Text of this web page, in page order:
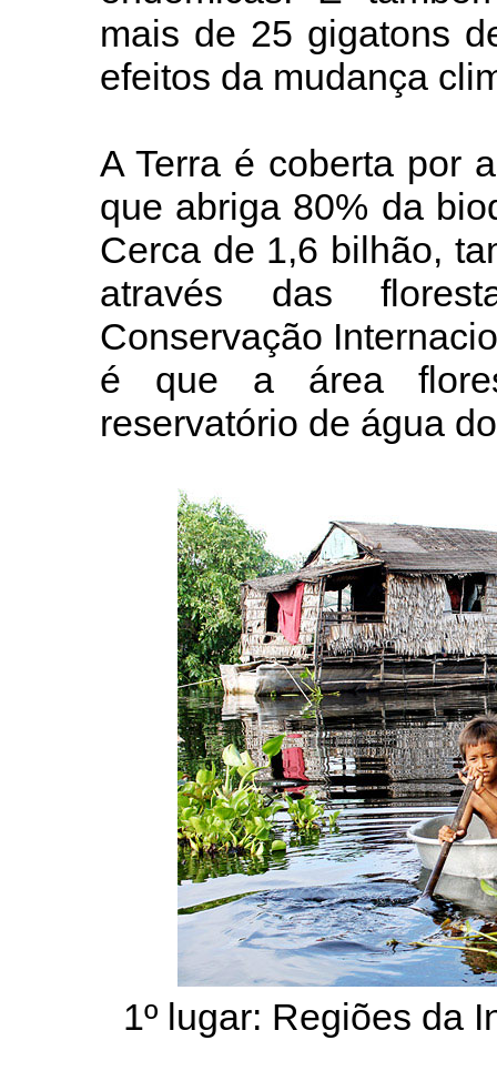
mais de 25 gigatons
efeitos da mudança
A Terra é coberta por
que abriga 80% da
Cerca de 1,6 bilhão,
através das
Conservação
é que a área
reservatório de água
1º lugar: Regiões da